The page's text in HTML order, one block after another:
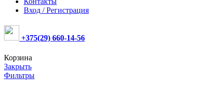
Вход / Регистрация
+375(29) 660-14-56
Корзина
Закрыть
Фильтры